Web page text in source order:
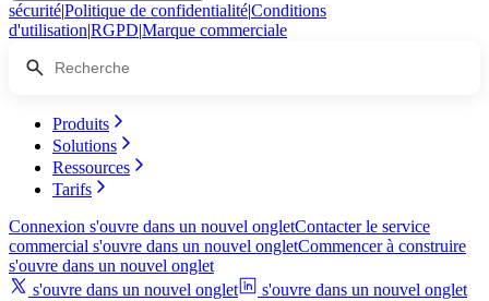
sécurité|Politique de confidentialité|Conditions
d'utilisation|RGPD|Marque commerciale
Produits
Solutions
Ressources
Tarifs
Connexion s'ouvre dans un nouvel ongletContacter le service
commercial s'ouvre dans un nouvel ongletCommencer à construire
s'ouvre dans un nouvel onglet
s'ouvre dans un nouvel onglet
s'ouvre dans un nouvel onglet